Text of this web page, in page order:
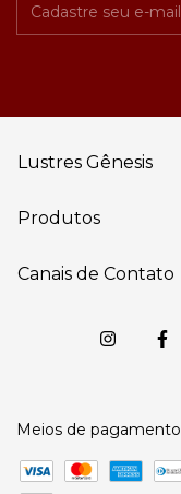
Lustres Gênesis
Produtos
Canais de Contato
Meios de pagamento